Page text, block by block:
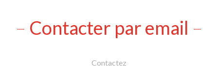
Contacter par email
Contactez